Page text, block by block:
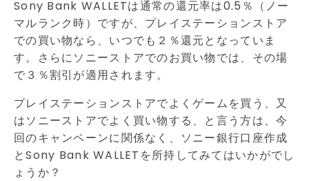
Sony Bank WALLETは通常の還元率は0.5％（ノー
マルランク時）ですが、プレイステーションストア
での買い物なら、いつでも２％還元となっていま
す。さらにソニーストアでのお買い物では、その場
で３％割引が適用されます。
プレイステーションストアでよくゲームを買う、又
はソニーストアでよく買い物する、と言う方は、今
回のキャンペーンに関係なく、ソニー銀行口座作成
とSony Bank WALLETを所持してみてはいかがでし
ょうか？